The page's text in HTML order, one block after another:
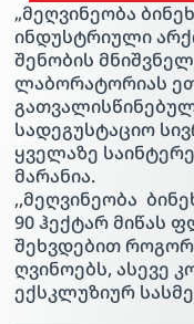
„მეღვინეობა
ინდუსტრიული
შენობის
ლაბორატორიას
სადეგუსტაციო
ყველაზე
მარანია.
,,მეღვინეობა
90 ჰექტარ მიწას
შეხვდებით
ღვინოებს, ასევე
ექსკლუზიურ